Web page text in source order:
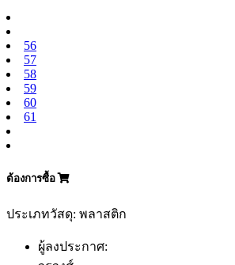
56
57
58
59
60
61
ต้องการซื้อ
ประเภทวัสดุ: พลาสติก
ผู้ลงประกาศ: